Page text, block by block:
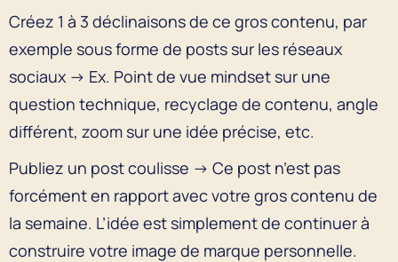
Créez 1 à 3 déclinaisons de ce gros contenu, par
exemple sous forme de posts sur les réseaux
sociaux → Ex. Point de vue mindset sur une
question technique, recyclage de contenu, angle
différent, zoom sur une idée précise, etc.
Publiez un post coulisse → Ce post n’est pas
forcément en rapport avec votre gros contenu de
la semaine. L’idée est simplement de continuer à
construire votre image de marque personnelle.